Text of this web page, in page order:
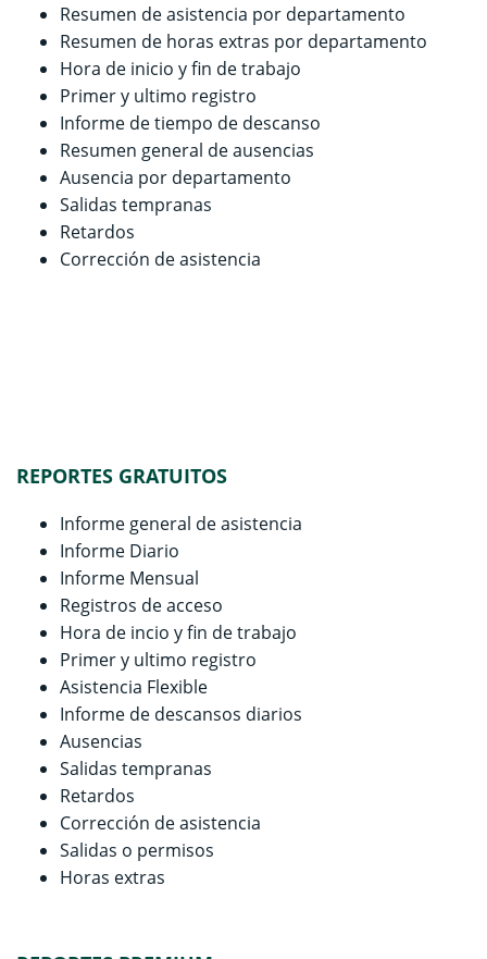
Resumen de asistencia por departamento
Resumen de horas extras por departamento
Hora de inicio y fin de trabajo
Primer y ultimo registro
Informe de tiempo de descanso
Resumen general de ausencias
Ausencia por departamento
Salidas tempranas
Retardos
Corrección de asistencia
REPORTES GRATUITOS
Informe general de asistencia
Informe Diario
Informe Mensual
Registros de acceso
Hora de incio y fin de trabajo
Primer y ultimo registro
Asistencia Flexible
Informe de descansos diarios
Ausencias
Salidas tempranas
Retardos
Corrección de asistencia
Salidas o permisos
Horas extras